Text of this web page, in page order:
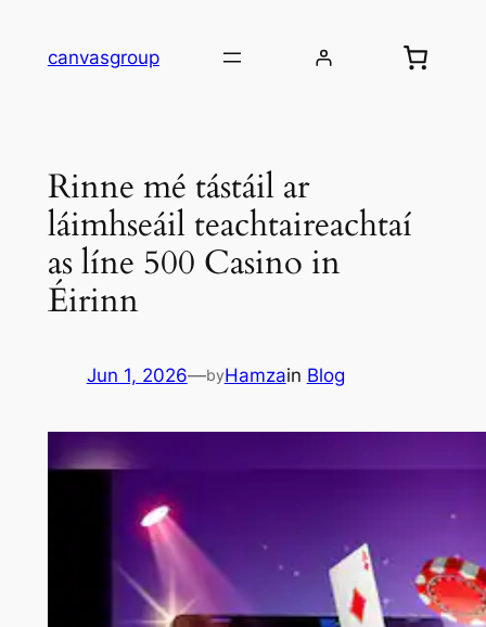
canvasgroup
Rinne mé tástáil ar
láimhseáil teachtaireachtaí
as líne 500 Casino in
Éirinn
Jun 1, 2026—byHamzain Blog